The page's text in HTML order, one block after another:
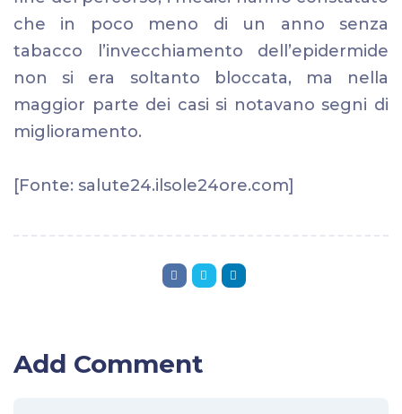
che in poco meno di un anno senza
tabacco l’invecchiamento dell’epidermide
non si era soltanto bloccata, ma nella
maggior parte dei casi si notavano segni di
miglioramento.
[Fonte: salute24.ilsole24ore.com]
Add Comment